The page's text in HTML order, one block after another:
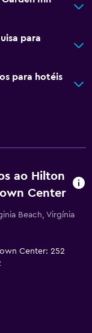
para
para hotéis
ao Hilton
Center
Beach, Virgínia
Center: 252